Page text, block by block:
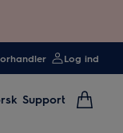
Log ind
Support